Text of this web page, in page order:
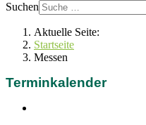
Suchen
Aktuelle Seite:
Startseite
Messen
Terminkalender